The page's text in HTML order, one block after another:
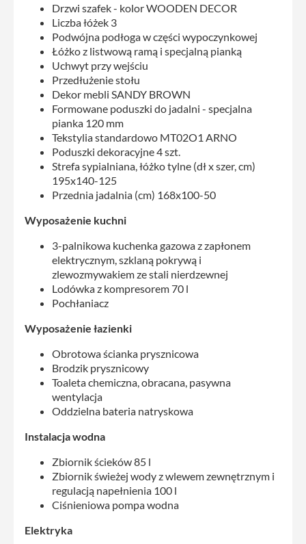
Drzwi szafek - kolor WOODEN DECOR
Liczba łóżek 3
Podwójna podłoga w części wypoczynkowej
Łóżko z listwową ramą i specjalną pianką
Uchwyt przy wejściu
Przedłużenie stołu
Dekor mebli SANDY BROWN
Formowane poduszki do jadalni - specjalna
pianka 120 mm
Tekstylia standardowo MT02O1 ARNO
Poduszki dekoracyjne 4 szt.
Strefa sypialniana, łóżko tylne (dł x szer, cm)
195x140-125
Przednia jadalnia (cm) 168x100-50
Wyposażenie kuchni
3-palnikowa kuchenka gazowa z zapłonem
elektrycznym, szklaną pokrywą i
zlewozmywakiem ze stali nierdzewnej
Lodówka z kompresorem 70 l
Pochłaniacz
Wyposażenie łazienki
Obrotowa ścianka prysznicowa
Brodzik prysznicowy
Toaleta chemiczna, obracana, pasywna
wentylacja
Oddzielna bateria natryskowa
Instalacja wodna
Zbiornik ścieków 85 l
Zbiornik świeżej wody z wlewem zewnętrznym i
regulacją napełnienia 100 l
Ciśnieniowa pompa wodna
Elektryka